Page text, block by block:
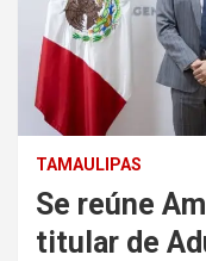
TAMAULIPAS
Se reúne
titular de